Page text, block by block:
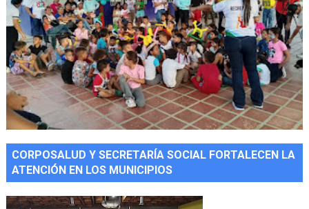
CORPOSALUD Y SECRETARÍA SOCIAL FORTALECEN LA
ATENCIÓN EN LOS MUNICIPIOS